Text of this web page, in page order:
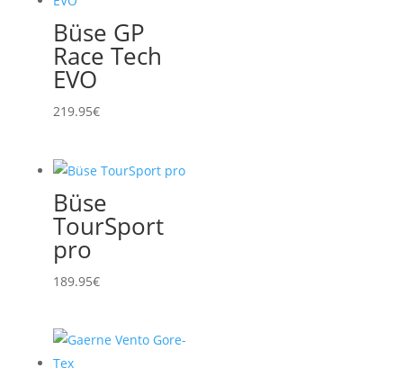
Büse GP
Race Tech
EVO
219.95€
Büse
TourSport
pro
189.95€